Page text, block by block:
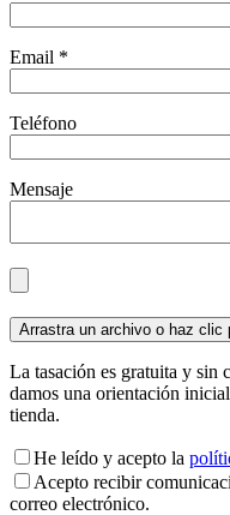
Email *
Teléfono
Mensaje
La tasación es gratuita y sin
damos una orientación
tienda.
He leído y acepto la
Acepto recibir
correo electrónico.